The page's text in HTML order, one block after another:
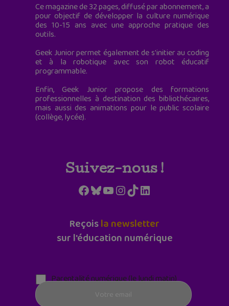
Ce magazine de 32 pages, diffusé par abonnement, a
pour objectif de développer la culture numérique
des 10-15 ans avec une approche pratique des
outils.
Geek Junior permet également de s'initier au coding
et à la robotique avec son robot éducatif
programmable.
Enfin, Geek Junior propose des formations
professionnelles à destination des bibliothécaires,
mais aussi des animations pour le public scolaire
(collège, lycée).
Suivez-nous !
Facebook
Bluesky
YouTube
Instagram
TikTokLinkedIn
Reçoisla newsletter
sur l'éducation numérique
Parentalité numérique (le lundi matin)